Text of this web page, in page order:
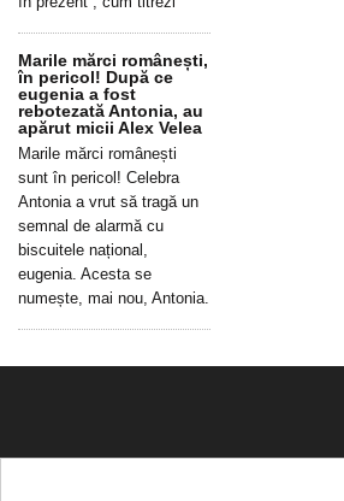
Marile mărci românești,
în pericol! După ce
eugenia a fost
rebotezată Antonia, au
apărut micii Alex Velea
Marile mărci românești
sunt în pericol! Celebra
Antonia a vrut să tragă un
semnal de alarmă cu
biscuitele național,
eugenia. Acesta se
numește, mai nou, Antonia.